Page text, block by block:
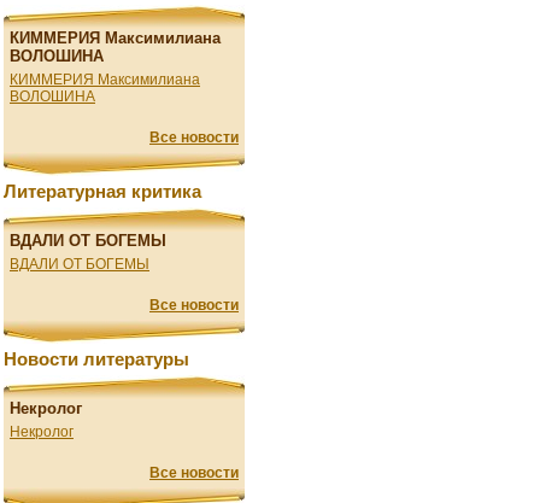
КИММЕРИЯ Максимилиана
ВОЛОШИНА
КИММЕРИЯ Максимилиана
ВОЛОШИНА
Все новости
Литературная критика
ВДАЛИ ОТ БОГЕМЫ
ВДАЛИ ОТ БОГЕМЫ
Все новости
Новости литературы
Некролог
Некролог
Все новости